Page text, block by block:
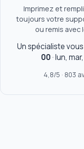
Imprimez et
toujours votre
ou remis
Un spécialiste
00 · lun,
4,8/5 · 803